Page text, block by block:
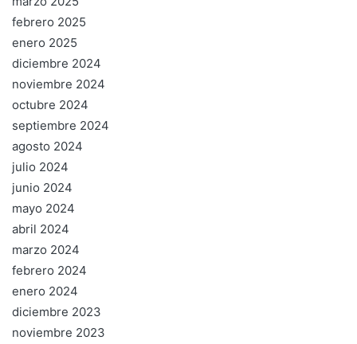
febrero 2025
enero 2025
diciembre 2024
noviembre 2024
octubre 2024
septiembre 2024
agosto 2024
julio 2024
junio 2024
mayo 2024
abril 2024
marzo 2024
febrero 2024
enero 2024
diciembre 2023
noviembre 2023